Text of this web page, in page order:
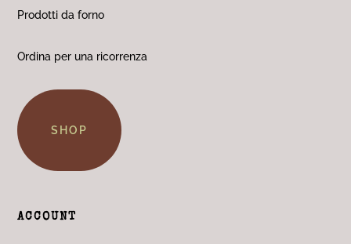
Prodotti da forno
Ordina per una ricorrenza
SHOP
ACCOUNT